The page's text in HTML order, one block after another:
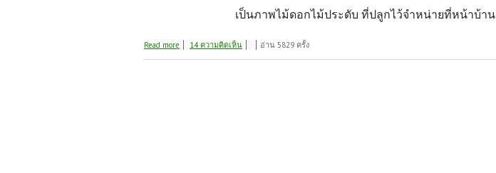
เป็นภาพไม้ดอกไม้ประดับ ที่ปลูกไว้จำหน่ายที่หน้าบ้า
Read more about ภาพบางส่วนของสวนพัน-ปี มาให้ชมค่ะ
14 ความคิดเห็น อ่าน 5829 ครั้ง